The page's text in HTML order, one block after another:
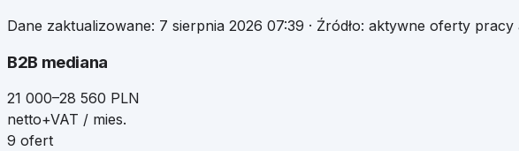
Dane zaktualizowane: 7 sierpnia 2026 07:39 · Źródło: aktywne oferty
B2B mediana
21 000–28 560 PLN
netto+VAT / mies.
9 ofert